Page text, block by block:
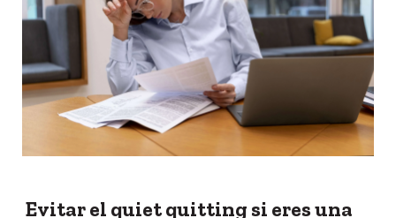
Evitar el quiet quitting si eres una